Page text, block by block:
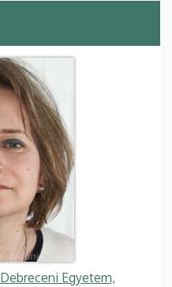
Debreceni Egyetem,